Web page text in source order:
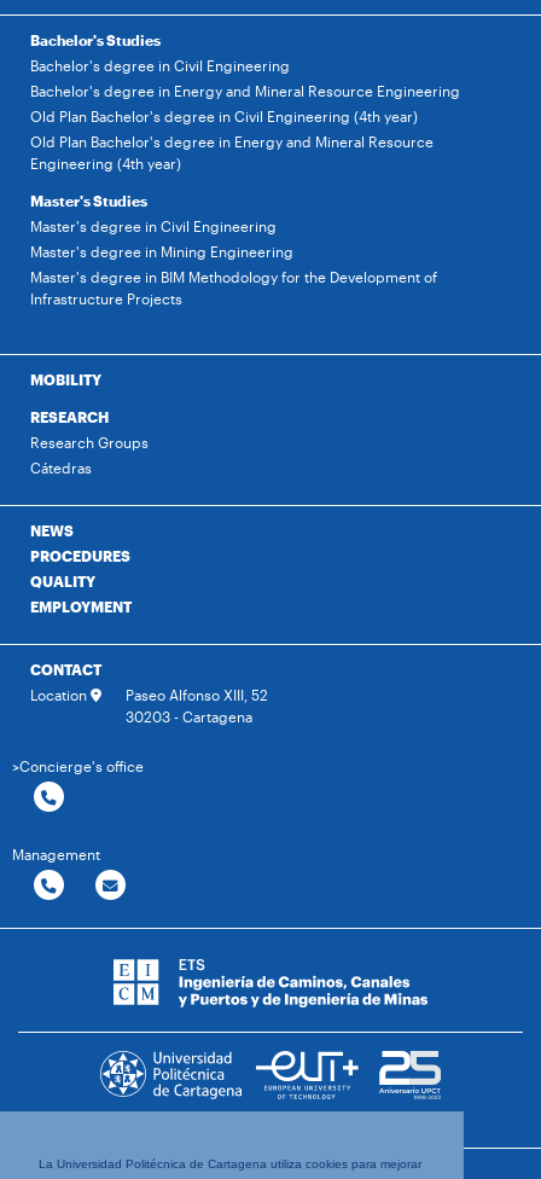
La Universidad Politécnica de Cartagena utiliza cookies para mejorar
Bachelor's Studies
Bachelor's degree in Civil Engineering
Bachelor's degree in Energy and Mineral Resource Engineering
Old Plan Bachelor's degree in Civil Engineering (4th year)
Old Plan Bachelor's degree in Energy and Mineral Resource
Engineering (4th year)
Master's Studies
Master's degree in Civil Engineering
Master's degree in Mining Engineering
Master's degree in BIM Methodology for the Development of
Infrastructure Projects
MOBILITY
RESEARCH
Research Groups
Cátedras
NEWS
PROCEDURES
QUALITY
EMPLOYMENT
CONTACT
Location
Paseo Alfonso XIII, 52
30203 - Cartagena
>Concierge's office
Management